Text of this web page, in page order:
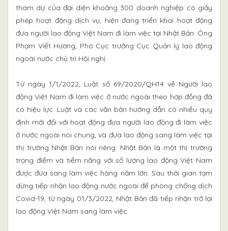
tham dự của đại diện khoảng 300 doanh nghiệp có giấy
phép hoạt động dịch vụ, hiện đang triển khai hoạt động
đưa người lao động Việt Nam đi làm việc tại Nhật Bản. Ông
Phạm Viết Hương, Phó Cục trưởng Cục Quản lý lao động
ngoài nước chủ trì Hội nghị.
Từ ngày 1/1/2022, Luật số 69/2020/QH14 về Người lao
động Việt Nam đi làm việc ở nước ngoài theo hợp đồng đã
có hiệu lực. Luật và các văn bản hướng dẫn có nhiều quy
định mới đối với hoạt động đưa người lao động đi làm việc
ở nước ngoài nói chung, và đưa lao động sang làm việc tại
thị trường Nhật Bản nói riêng. Nhật Bản là một thị trường
trọng điểm và tiềm năng với số lượng lao động Việt Nam
được đưa sang làm việc hàng năm lớn. Sau thời gian tạm
dừng tiếp nhận lao động nước ngoài để phòng chống dịch
Covid-19, từ ngày 01/3/2022, Nhật Bản đã tiếp nhận trở lại
lao động Việt Nam sang làm việc.